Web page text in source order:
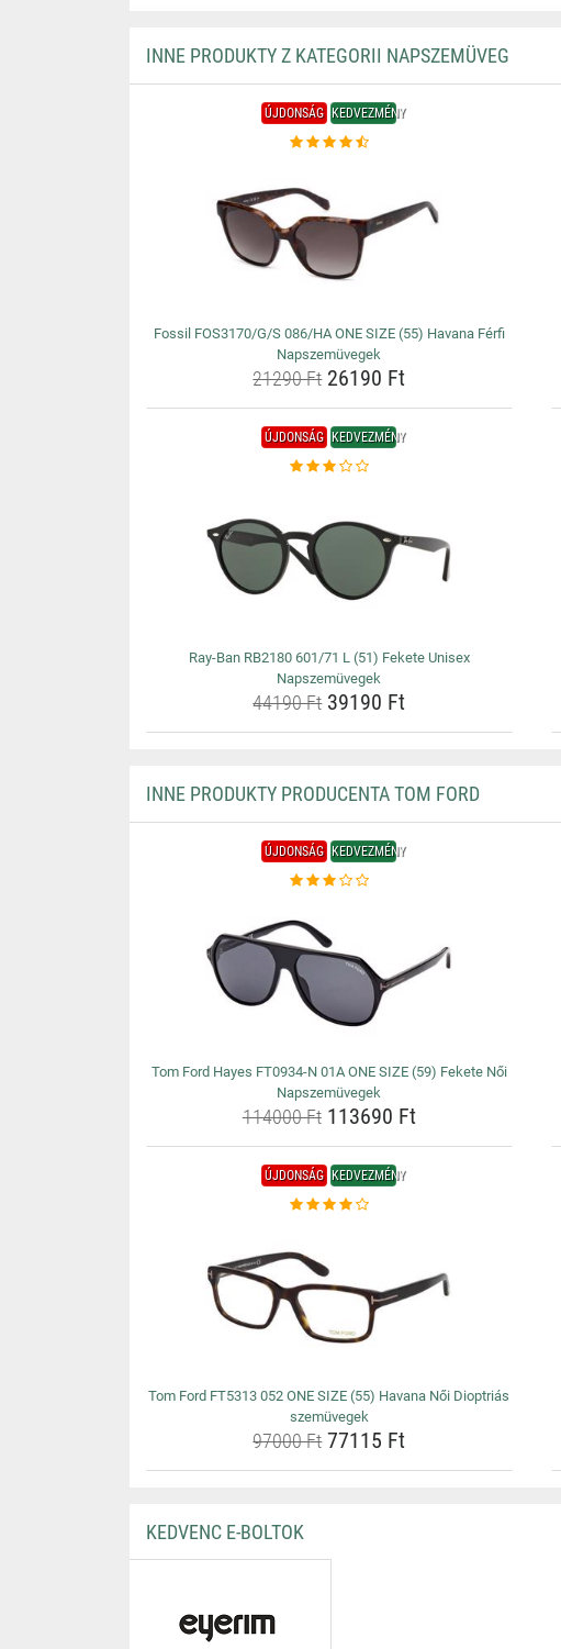
INNE PRODUKTY Z KATEGORII NAPSZEMÜVEG
ÚJDONSÁG KEDVEZMÉNY
Fossil FOS3170/G/S 086/HA ONE SIZE (55) Havana Férfi
Napszemüvegek
21290 Ft26190 Ft
ÚJDONSÁG KEDVEZMÉNY
Ray-Ban RB2180 601/71 L (51) Fekete Unisex
Napszemüvegek
44190 Ft39190 Ft
INNE PRODUKTY PRODUCENTA TOM FORD
ÚJDONSÁG KEDVEZMÉNY
Tom Ford Hayes FT0934-N 01A ONE SIZE (59) Fekete Női
Napszemüvegek
114000 Ft113690 Ft
ÚJDONSÁG KEDVEZMÉNY
Tom Ford FT5313 052 ONE SIZE (55) Havana Női Dioptriás
szemüvegek
97000 Ft77115 Ft
KEDVENC E-BOLTOK